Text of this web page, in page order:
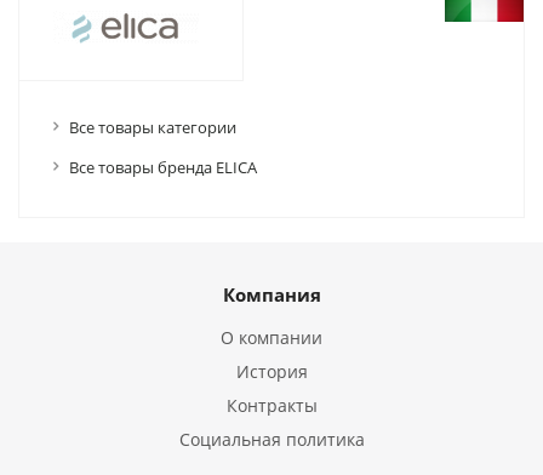
Все товары категории
Все товары бренда ELICA
Компания
О компании
История
Контракты
Социальная политика